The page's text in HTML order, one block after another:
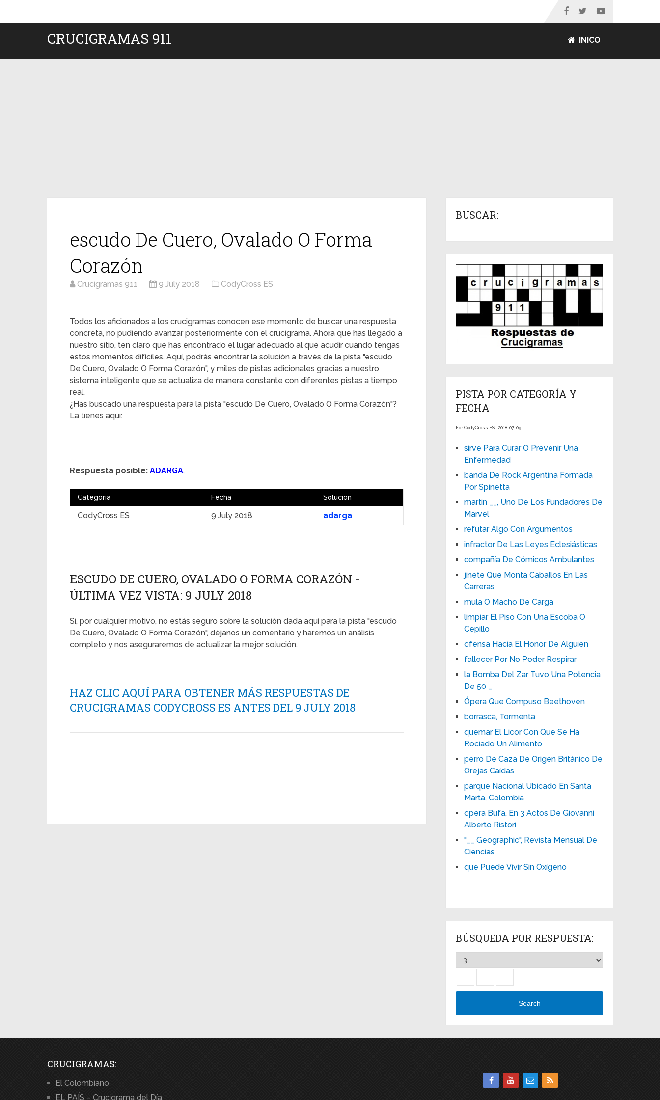
CRUCIGRAMAS 911 INICO
escudo De Cuero, Ovalado O Forma
Corazón
Crucigramas 911 9 July 2018 CodyCross ES
Todos los aficionados a los crucigramas conocen ese momento de buscar una respuesta
concreta, no pudiendo avanzar posteriormente con el crucigrama. Ahora que has llegado a
nuestro sitio, ten claro que has encontrado el lugar adecuado al que acudir cuando tengas
estos momentos difíciles. Aquí, podrás encontrar la solución a través de la pista "escudo
De Cuero, Ovalado O Forma Corazón", y miles de pistas adicionales gracias a nuestro
sistema inteligente que se actualiza de manera constante con diferentes pistas a tiempo
real.
¿Has buscado una respuesta para la pista "escudo De Cuero, Ovalado O Forma Corazón"?
La tienes aquí:
Respuesta posible: ADARGA,
Categoría Fecha Solución
CodyCross ES 9 July 2018 adarga
ESCUDO DE CUERO, OVALADO O FORMA CORAZÓN -
ÚLTIMA VEZ VISTA: 9 JULY 2018
Si, por cualquier motivo, no estás seguro sobre la solución dada aquí para la pista "escudo
De Cuero, Ovalado O Forma Corazón", déjanos un comentario y haremos un análisis
completo y nos aseguraremos de actualizar la mejor solución.
HAZ CLIC AQUÍ PARA OBTENER MÁS RESPUESTAS DE
CRUCIGRAMAS CODYCROSS ES ANTES DEL 9 JULY 2018
BUSCAR:
PISTA POR CATEGORÍA Y
FECHA
For CodyCross ES | 2018-07-09
sirve Para Curar O Prevenir Una
Enfermedad
banda De Rock Argentina Formada
Por Spinetta
martin __, Uno De Los Fundadores De
Marvel
refutar Algo Con Argumentos
infractor De Las Leyes Eclesiásticas
compañía De Cómicos Ambulantes
jinete Que Monta Caballos En Las
Carreras
mula O Macho De Carga
limpiar El Piso Con Una Escoba O
Cepillo
ofensa Hacia El Honor De Alguien
fallecer Por No Poder Respirar
la Bomba Del Zar Tuvo Una Potencia
De 50 _
Ópera Que Compuso Beethoven
borrasca, Tormenta
quemar El Licor Con Que Se Ha
Rociado Un Alimento
perro De Caza De Origen Británico De
Orejas Caídas
parque Nacional Ubicado En Santa
Marta, Colombia
opera Bufa, En 3 Actos De Giovanni
Alberto Ristori
"__ Geographic", Revista Mensual De
Ciencias
que Puede Vivir Sin Oxígeno
BÚSQUEDA POR RESPUESTA:
Search
CRUCIGRAMAS:
El Colombiano
EL PAÍS – Crucigrama del Día